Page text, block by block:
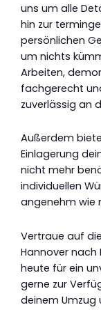
uns um alle
hin zur
persönlichen
um nichts
Arbeiten,
fachgerecht
zuverlässig an
Außerdem
Einlagerung
nicht mehr
individuellen
angenehm wie
Vertraue auf
Hannover nach
heute für ein
gerne zur
deinem Umzug